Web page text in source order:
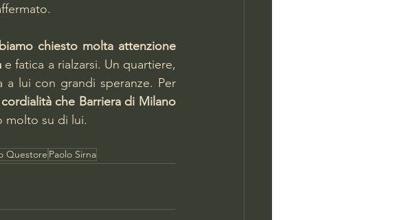
chiesto molta attenzione
e fatica a rialzarsi. Un quartiere,
lui con grandi speranze. Per
che Barriera di Milano
molto su di lui.
Questore Paolo Sirna